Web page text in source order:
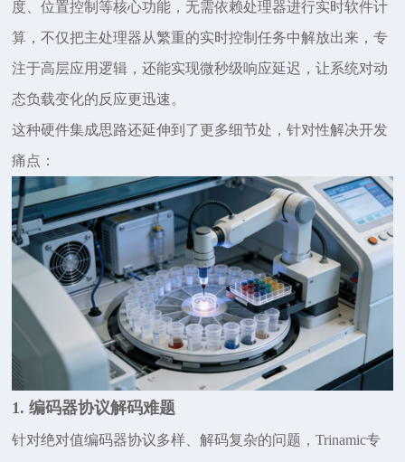
度、位置控制等核心功能，无需依赖处理器进行实时软件计
算，不仅把主处理器从繁重的实时控制任务中解放出来，专
注于高层应用逻辑，还能实现微秒级响应延迟，让系统对动
态负载变化的反应更迅速。
这种硬件集成思路还延伸到了更多细节处，针对性解决开发
痛点：
1. 编码器协议解码难题
针对绝对值编码器协议多样、解码复杂的问题，Trinamic专